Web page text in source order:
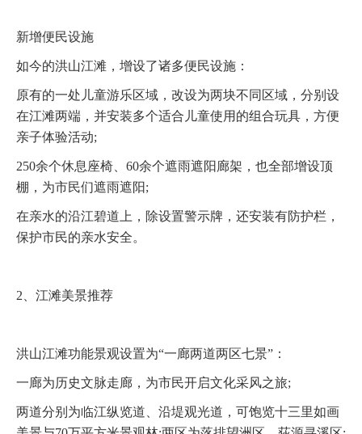
新增便民设施
如今的洪山江滩，增设了诸多便民设施：
原有的一处儿童游乐区域，改设为两块不同区域，分别设
在江滩两端，并安装多个适合儿童使用的组合玩具，方便
亲子体验活动;
250余个休息座椅、60余个遮雨遮阳廊架，也全部增设顶
棚，为市民们遮雨遮阳;
在亲水的沿江碧道上，除设置警示牌，还安装有防护栏，
保护市民的亲水安全。
2、江滩美景推荐
洪山江滩功能景观设置为“一廊两道两区七景”：
一廊为历史文脉走廊，为市民开启文化采风之旅;
两道分别为临江纵览道、沿堤观光道，可饱览十三里如画